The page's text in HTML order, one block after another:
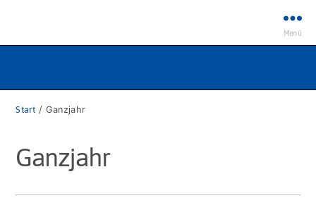
Menü
Start / Ganzjahr
Ganzjahr